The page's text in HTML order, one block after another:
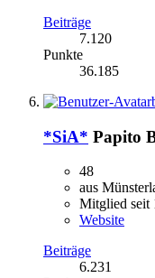
Beiträge
7.120
Punkte
36.185
*SiA* Papito
48
aus
Mitglied seit
Website
Beiträge
6.231